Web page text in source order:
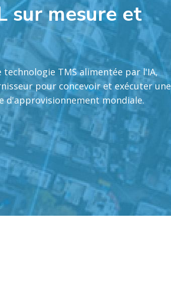
sur mesure et
TMS alimentée par l'IA,
pour concevoir et exécuter une
d'approvisionnement mondiale.